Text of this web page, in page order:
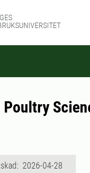
Poultry
2026-04-28